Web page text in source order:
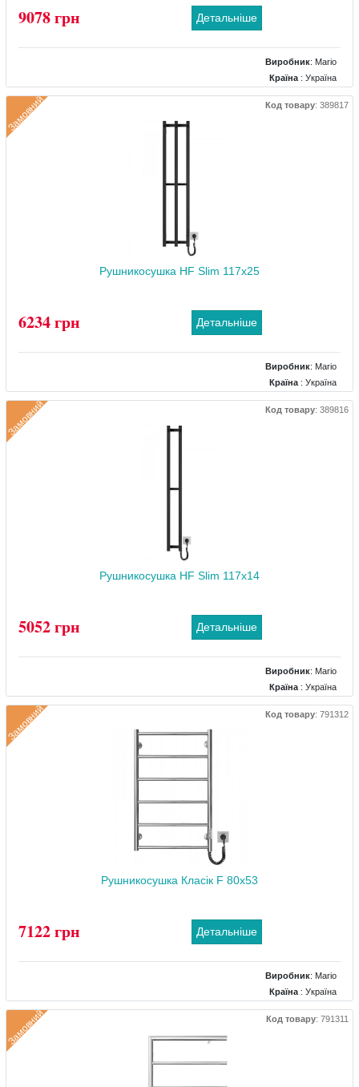
9078 грн Детальніше
Виробник: Mario
Країна : Україна
Колір: Хром
Розміри: 430x105x1170
Замовний Код товару: 389817
Рушникосушка HF Slim 117х25
6234 грн Детальніше
Виробник: Mario
Країна : Україна
Колір: Чорний
Розміри: 250x1170х85
Замовний Код товару: 389816
Рушникосушка HF Slim 117х14
5052 грн Детальніше
Виробник: Mario
Країна : Україна
Колір: Чорний
Розміри: 140х100x1170
Замовний Код товару: 791312
Рушникосушка Класік F 80х53
7122 грн Детальніше
Виробник: Mario
Країна : Україна
Колір: Хром
Розміри: 520x85x810
Замовний Код товару: 791311